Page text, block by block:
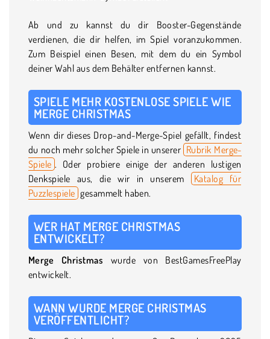
Ab und zu kannst du dir Booster-Gegenstände
verdienen, die dir helfen, im Spiel voranzukommen.
Zum Beispiel einen Besen, mit dem du ein Symbol
deiner Wahl aus dem Behälter entfernen kannst.
SPIELE MEHR KOSTENLOSE SPIELE WIE
MERGE CHRISTMAS
Wenn dir dieses Drop-and-Merge-Spiel gefällt, findest
du noch mehr solcher Spiele in unserer Rubrik Merge-
Spiele . Oder probiere einige der anderen lustigen
Denkspiele aus, die wir in unserem
Katalog für
Puzzlespiele gesammelt haben.
WER HAT MERGE CHRISTMAS
ENTWICKELT?
Merge Christmas wurde von BestGamesFreePlay
entwickelt.
WANN WURDE MERGE CHRISTMAS
VERÖFFENTLICHT?